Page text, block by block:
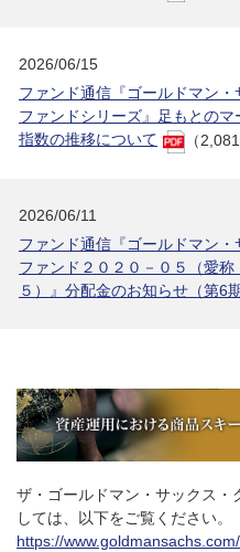
2026/06/15
ファンド通信『ゴールドマン
ファンドシリーズ』足もとの
指数の推移について
（
2026/06/11
ファンド通信『ゴールドマン
ファンド２０２０－０５（愛
５）』分配金のお知らせ（第6期
ザ・ゴールドマン・サックス・
しては、以下をご覧ください。
https://